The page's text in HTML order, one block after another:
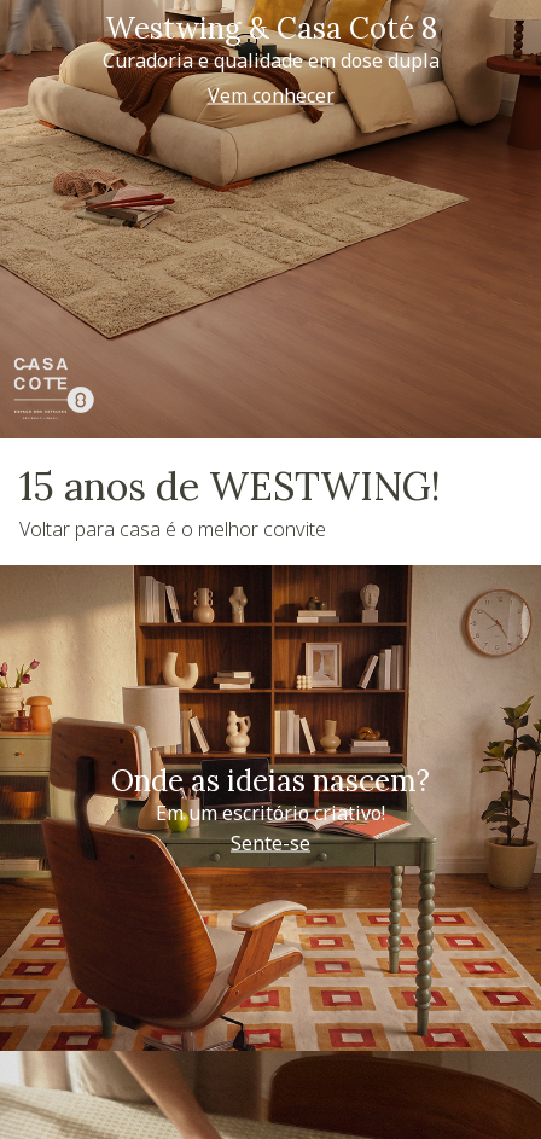
Westwing & Casa Coté 8
Curadoria e qualidade em dose dupla
Vem conhecer
15 anos de WESTWING!
Voltar para casa é o melhor convite
Onde as ideias nascem?
Em um escritório criativo!
Sente-se